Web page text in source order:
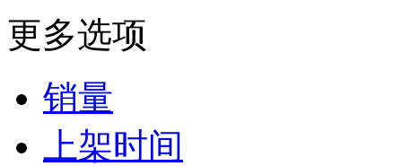
更多选项
销量
上架时间